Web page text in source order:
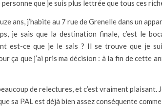
personne que je suis plus lettrée que tous ces
ans, j’habite au 7 rue de Grenelle dans un
je sais que la destination finale, c’est le
est-ce que je le sais ? Il se trouve que je
ça que j’ai pris ma décision : à la fin de cette
de relectures, et c’est vraiment plaisant.
sa PAL est déjà bien assez conséquente